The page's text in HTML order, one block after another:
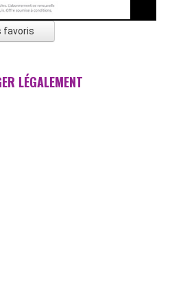
favoris
LÉGALEMENT